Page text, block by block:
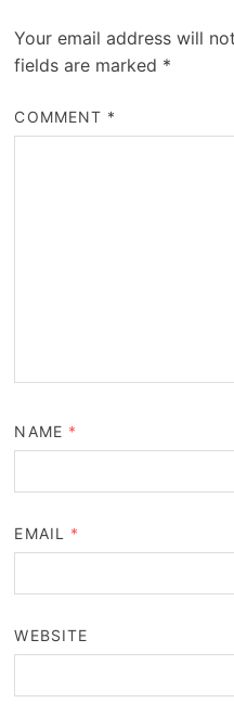
Your email address will
fields are marked *
COMMENT *
NAME *
EMAIL *
WEBSITE